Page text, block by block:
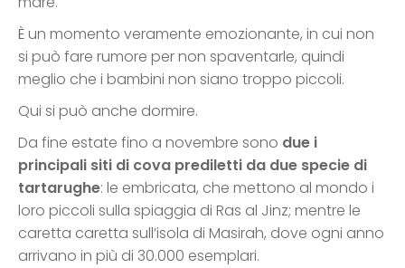
È un momento veramente emozionante, in cui non
si può fare rumore per non spaventarle, quindi
meglio che i bambini non siano troppo piccoli.
Qui si può anche dormire.
Da fine estate fino a novembre sono due i
principali siti di cova prediletti da due specie di
tartarughe: le embricata, che mettono al mondo i
loro piccoli sulla spiaggia di Ras al Jinz; mentre le
caretta caretta sull’isola di Masirah, dove ogni anno
arrivano in più di 30.000 esemplari.